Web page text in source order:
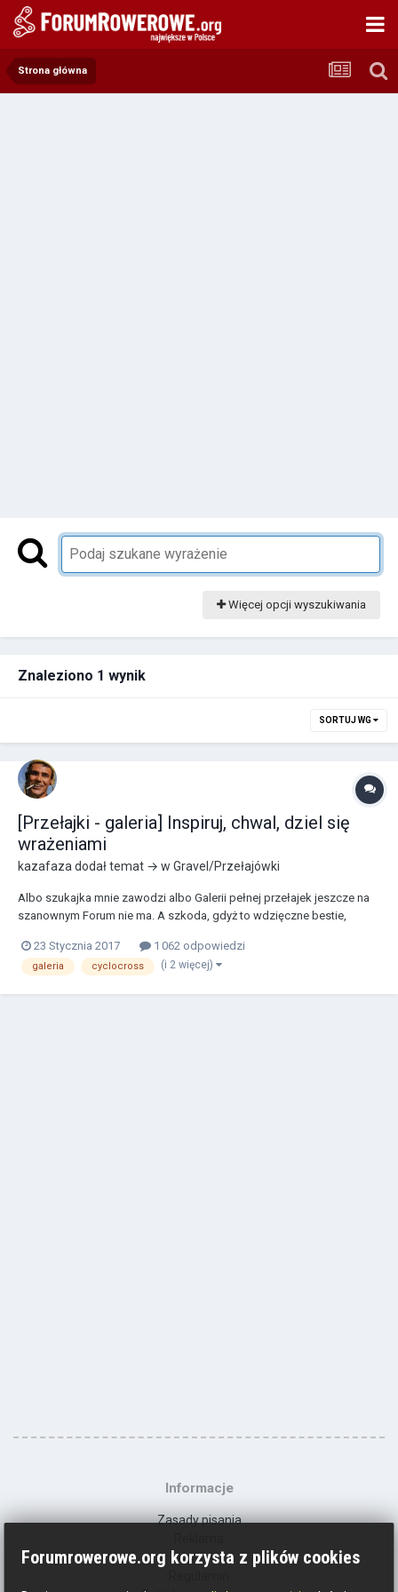
Strona główna
Więcej opcji wyszukiwania
Znaleziono 1 wynik
SORTUJ WG
[Przełajki - galeria] Inspiruj, chwal, dziel się
wrażeniami
kazafaza dodał temat → w Gravel/Przełajówki
Albo szukajka mnie zawodzi albo Galerii pełnej przełajek jeszcze na
szanownym Forum nie ma. A szkoda, gdyż to wdzięczne bestie,
życie wrednie i podstępnie zmusiło mnie do posiadania tylko jednego
roweru to na pewno byłaby to Przełajanka...
23 Stycznia 2017 1 062 odpowiedzi
galeria cyclocross (i 2 więcej)
Informacje
Zasady pisania
Kontakt
Forumrowerowe.org korzysta z plików cookies